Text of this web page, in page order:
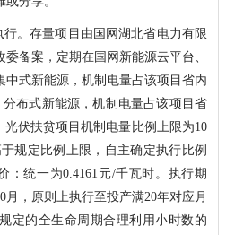
。存量项目由国网湖北省电力有限
备案，定期在国网新能源云平台、
中式新能源，机制电量占该项目省内
分布式新能源，机制电量占该项目省
光伏扶贫项目机制电量比例上限为10
规定比例上限，自主确定执行比例
：统一为0.4161元/千瓦时。执行期
月，原则上执行至投产满20年对应月
定的全生命周期合理利用小时数的